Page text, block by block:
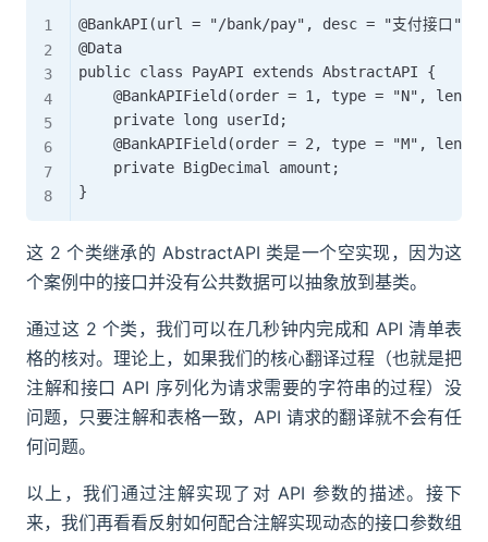
@BankAPI(url = "/bank/pay", desc = "支付接口")
@Data
public class PayAPI extends AbstractAPI {
@BankAPIField(order = 1, type = "N",
    private long userId;
@BankAPIField(order = 2, type = "M",
    private BigDecimal amount;
这 2 个类继承的 AbstractAPI 类是一个空实现，因为这
个案例中的接口并没有公共数据可以抽象放到基类。
通过这 2 个类，我们可以在几秒钟内完成和 API 清单表
格的核对。理论上，如果我们的核心翻译过程（也就是把
注解和接口 API 序列化为请求需要的字符串的过程）没
问题，只要注解和表格一致，API 请求的翻译就不会有任
何问题。
以上，我们通过注解实现了对 API 参数的描述。接下
来，我们再看看反射如何配合注解实现动态的接口参数组